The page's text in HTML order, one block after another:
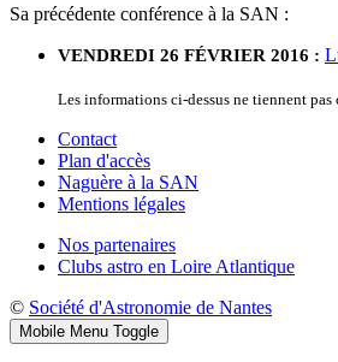
Sa précédente conférence à la SAN :
VENDREDI 26 FÉVRIER 2016 :
Les informations ci-dessus ne tiennent
Contact
Plan d'accès
Naguère à la SAN
Mentions légales
Nos partenaires
Clubs astro en Loire Atlantique
© Société d'Astronomie de Nantes
Mobile Menu Toggle